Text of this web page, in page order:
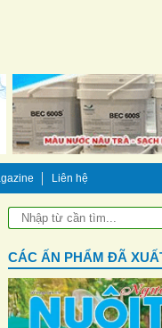
Liên hệ
CÁC ẤN PHẨM ĐÃ